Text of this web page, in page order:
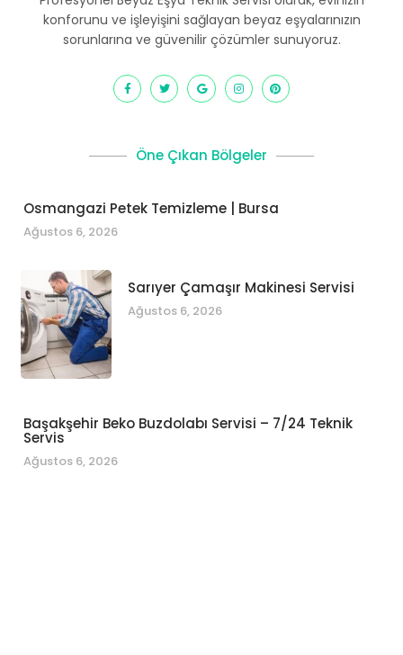
konforunu ve işleyişini sağlayan beyaz eşyalarınızın
sorunlarına ve güvenilir çözümler sunuyoruz.
Öne Çıkan Bölgeler
Osmangazi Petek Temizleme | Bursa
Ağustos 6, 2026
Sarıyer Çamaşır Makinesi Servisi
Ağustos 6, 2026
Başakşehir Beko Buzdolabı Servisi – 7/24 Teknik
Servis
Ağustos 6, 2026